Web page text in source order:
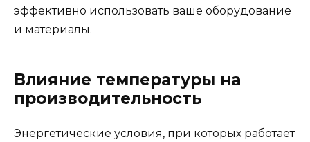
эффективно использовать ваше оборудование
и материалы.
Влияние температуры на
производительность
Энергетические условия, при которых работает